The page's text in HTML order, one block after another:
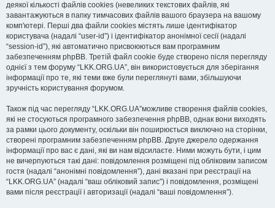
деякої кількості файлів cookies (невеликих текстових файлів, які
завантажуються в папку тимчасових файлів вашого браузера на вашому
комп'ютері. Перші два файли cookies містять лише ідентифікатор
користувача (надалі “user-id”) і ідентифікатор анонімної сесії (надалі
“session-id”), які автоматично присвоюються вам програмним
забезпеченням phpBB. Третій файл cookie буде створено після перегляду
однієї з тем форуму “LKK.ORG.UA”, він використовується для зберігання
інформації про те, які теми вже були переглянуті вами, збільшуючи
зручність користування форумом.
Також під час перегляду “LKK.ORG.UA”можливе створення файлів cookies,
які не стосуються програмного забезпечення phpBB, однак вони виходять
за рамки цього документу, оскільки він поширюється виключно на сторінки,
створені програмним забезпеченням phpBB. Друге джерело одержання
інформації про вас є дані, які ви нам відсилаєте. Ними можуть бути, і цим
не вичерпуються такі дані: повідомлення розміщені під обліковим записом
гостя (надалі “анонімні повідомлення”), дані вказані при реєстрації на
“LKK.ORG.UA” (надалі “ваш обліковий запис”) і повідомлення, розміщені
вами після реєстрації і авторизації (надалі “ваші повідомлення”).